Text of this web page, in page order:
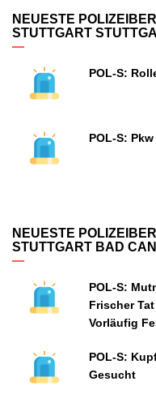
NEUESTE
STUTTGART
POL-S:
POL-S:
NEUESTE
STUTTGART BAD
POL-S:
Frischer
Vorläufig
POL-S:
Gesucht